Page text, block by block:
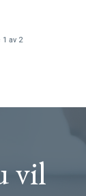
1 av 2
vil